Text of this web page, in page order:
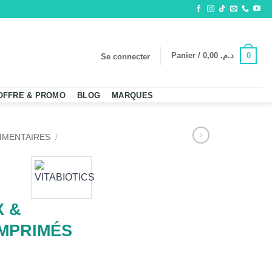
Se connecter Panier / د.م. 0
& PROMO BLOG MARQUES
/
&